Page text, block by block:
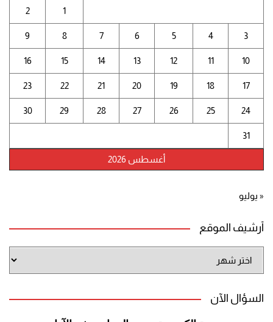
أغسطس 2026
1
2
3
4
5
6
7
8
9
10
11
12
13
14
15
16
17
18
19
20
21
22
23
24
25
26
27
28
29
30
31
« يوليو
أرشيف الموقع
الموقع
السؤال الآن